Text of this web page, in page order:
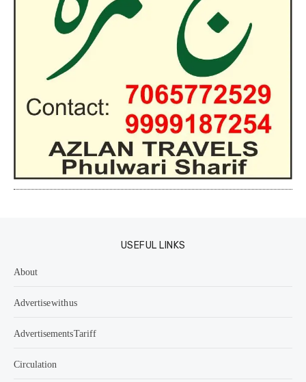
USEFUL LINKS
About
Advertise with us
Advertisements Tariff
Circulation